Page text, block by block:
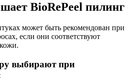
BioRePeel пилинг
может быть рекомендован при
если они соответствуют
выбирают при